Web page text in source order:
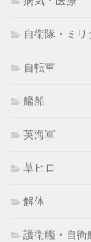
自衛隊・ミリ
自転車
艦船
英海軍
草ヒロ
解体
護衛艦・自衛